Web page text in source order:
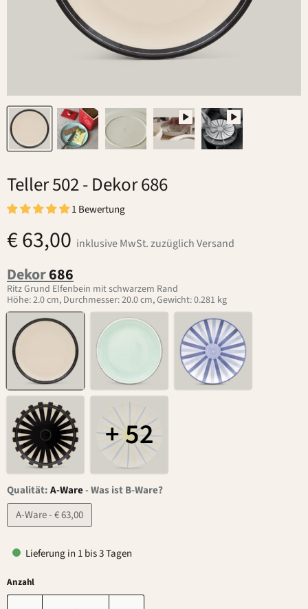
Teller 502- Dekor 686
1 Bewertung
€ 63,00 inklusive MwSt. zuzüglich Versand
Dekor686
Ritz Grund Elfenbein mit schwarzem Rand
Höhe: 2.0 cm, Durchmesser: 20.0 cm, Gewicht: 0.281 kg
+ 52
Qualität:A-Ware-Was ist B-Ware?
A-Ware - € 63,00
Lieferung in 1 bis 3 Tagen
Anzahl